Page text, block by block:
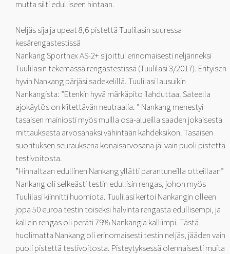
mutta silti edulliseen hintaan.
Neljäs sija ja upeat 8,6 pistettä Tuulilasin suuressa
kesärengastestissä
Nankang Sportnex AS-2+ sijoittui erinomaisesti neljänneksi
Tuulilasin tekemässä rengastestissä (Tuulilasi 3/2017). Erityisen
hyvin Nankang pärjäsi sadekelillä. Tuulilasi lausuikin
Nankangista: ”Etenkin hyvä märkäpito ilahduttaa. Sateella
ajokäytös on kiitettävän neutraalia. ” Nankang menestyi
tasaisen mainiosti myös muilla osa-alueilla saaden jokaisesta
mittauksesta arvosanaksi vähintään kahdeksikon. Tasaisen
suorituksen seurauksena konaisarvosana jäi vain puoli pistettä
testivoitosta.
”Hinnaltaan edullinen Nankang yllätti parantuneilla otteillaan”
Nankang oli selkeästi testin edullisin rengas, johon myös
Tuulilasi kiinnitti huomiota. Tuulilasi kertoi Nankangin olleen
jopa 50 euroa testin toiseksi halvinta rengasta edullisempi, ja
kallein rengas oli peräti 79% Nankangia kalliimpi. Tästä
huolimatta Nankang oli erinomaisesti testin neljäs, jääden vain
puoli pistettä testivoitosta. Pisteytyksessä olennaisesti muita